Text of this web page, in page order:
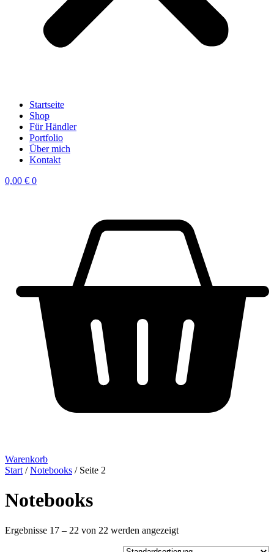
Startseite
Shop
Für Händler
Portfolio
Über mich
Kontakt
0,00 € 0
Warenkorb
Start /Notebooks / Seite 2
Notebooks
Ergebnisse 17 – 22 von 22 werden angezeigt